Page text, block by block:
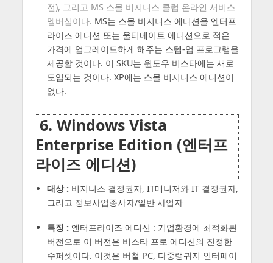
전), 그리고 MS 스몰 비지니스 클럽 온라인 서비스
멤버십이다. MS는 스몰 비지니스 에디션을 엔터프
라이즈 에디션 또는 울티메이트 에디션으로 적은
가격에 업그레이드하게 해주는 스텝-업 프로그램을
제공할 것이다. 이 SKU는 윈도우 비스타에는 새로
도입되는 것이다. XP에는 스몰 비지니스 에디션이
없다.
6. Windows Vista
Enterprise Edition (엔터프
라이즈 에디션)
대상 : 비지니스 결정권자, IT매니저와 IT 결정권자,
그리고 정보사업종사자/일반 사업자
특징 : 엔터프라이즈 에디션 : 기업환경에 최적화된
버전으로 이 버전은 비스타 프로 에디션의 진정한
수퍼셋이다. 이것은 버철 PC, 다중랭귀지 인터페이